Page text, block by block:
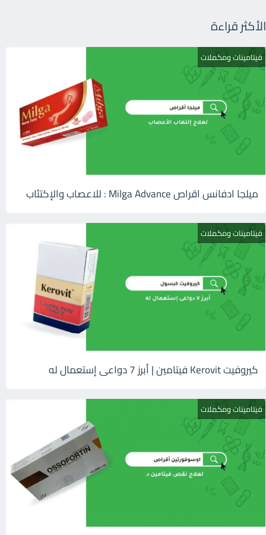
الأكثر قراءة
فيتامينات ومكملات
ميلجا ادفانس اقراص Milga Advance : للاعصاب والإكتئاب
فيتامينات ومكملات
كيروفيت Kerovit فيتامين | أبرز 7 دواعى إستعمال له
فيتامينات ومكملات